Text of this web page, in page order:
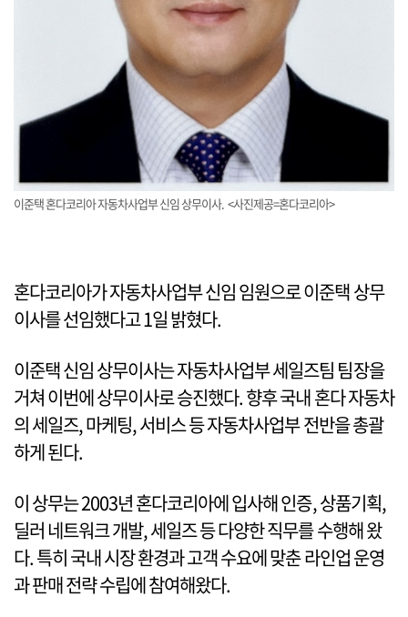
이준택 혼다코리아 자동차사업부 신임 상무이사. <사진제공=혼다코리아>
혼다코리아가 자동차사업부 신임 임원으로 이준택 상무
이사를 선임했다고 1일 밝혔다.
이준택 신임 상무이사는 자동차사업부 세일즈팀 팀장을
거쳐 이번에 상무이사로 승진했다. 향후 국내 혼다 자동차
의 세일즈, 마케팅, 서비스 등 자동차사업부 전반을 총괄
하게 된다.
이 상무는 2003년 혼다코리아에 입사해 인증, 상품기획,
딜러 네트워크 개발, 세일즈 등 다양한 직무를 수행해 왔
다. 특히 국내 시장 환경과 고객 수요에 맞춘 라인업 운영
과 판매 전략 수립에 참여해왔다.